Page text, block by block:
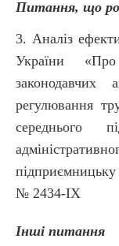
Питання, що
3. Аналіз
України
законодавчих
регулювання
середнього
підприємницьку
№ 2434-ІХ
Інші питання